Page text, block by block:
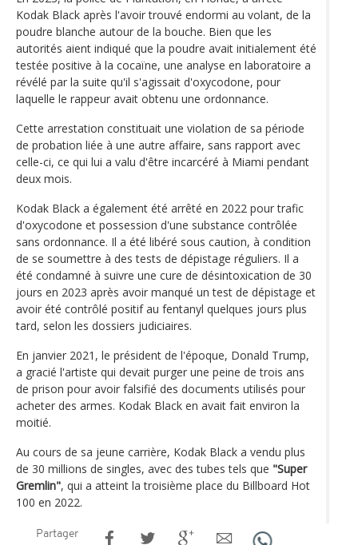
Kodak Black après l'avoir trouvé endormi au volant, de la
poudre blanche autour de la bouche. Bien que les
autorités aient indiqué que la poudre avait initialement été
testée positive à la cocaïne, une analyse en laboratoire a
révélé par la suite qu'il s'agissait d'oxycodone, pour
laquelle le rappeur avait obtenu une ordonnance.
Cette arrestation constituait une violation de sa période
de probation liée à une autre affaire, sans rapport avec
celle-ci, ce qui lui a valu d'être incarcéré à Miami pendant
deux mois.
Kodak Black a également été arrêté en 2022 pour trafic
d'oxycodone et possession d'une substance contrôlée
sans ordonnance. Il a été libéré sous caution, à condition
de se soumettre à des tests de dépistage réguliers. Il a
été condamné à suivre une cure de désintoxication de 30
jours en 2023 après avoir manqué un test de dépistage et
avoir été contrôlé positif au fentanyl quelques jours plus
tard, selon les dossiers judiciaires.
En janvier 2021, le président de l'époque, Donald Trump,
a gracié l'artiste qui devait purger une peine de trois ans
de prison pour avoir falsifié des documents utilisés pour
acheter des armes. Kodak Black en avait fait environ la
moitié.
Au cours de sa jeune carrière, Kodak Black a vendu plus
de 30 millions de singles, avec des tubes tels que "Super
Gremlin", qui a atteint la troisième place du Billboard Hot
100 en 2022.
Partager